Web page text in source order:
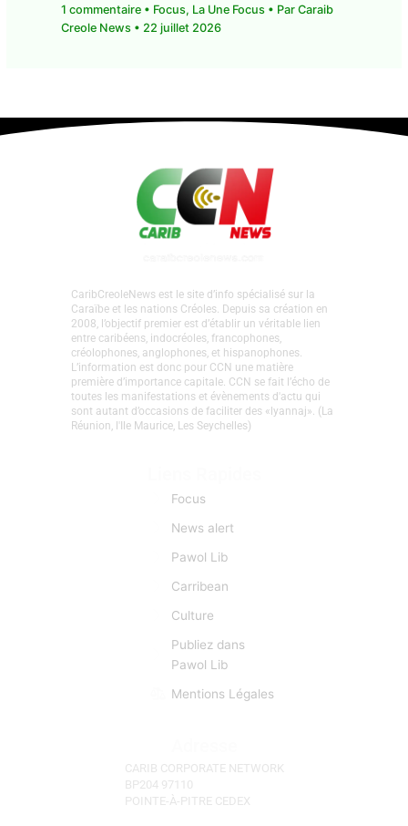
Creole News• 22 juillet 2026
CaribCreoleNews est le site d’info spécialisé sur la
Caraïbe et les nations Créoles. Depuis sa création en
2008, l’objectif premier est d’établir un véritable lien
entre caribéens, indocréoles, francophones,
créolophones, anglophones, et hispanophones.
L’information est donc pour CCN une matière
première d’importance capitale. CCN se fait l’écho de
toutes les manifestations et évènements d'actu qui
sont autant d’occasions de faciliter des «lyannaj». (La
Réunion, l'Ile Maurice, Les Seychelles)
Focus
News alert
Pawol Lib
Carribean
Culture
Publiez dans
Pawol Lib
Mentions Légales
CARIB CORPORATE NETWORK
BP204 97110
POINTE-À-PITRE CEDEX